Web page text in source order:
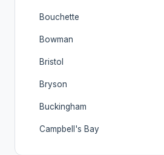
Bouchette
Bowman
Bristol
Bryson
Buckingham
Campbell's Bay